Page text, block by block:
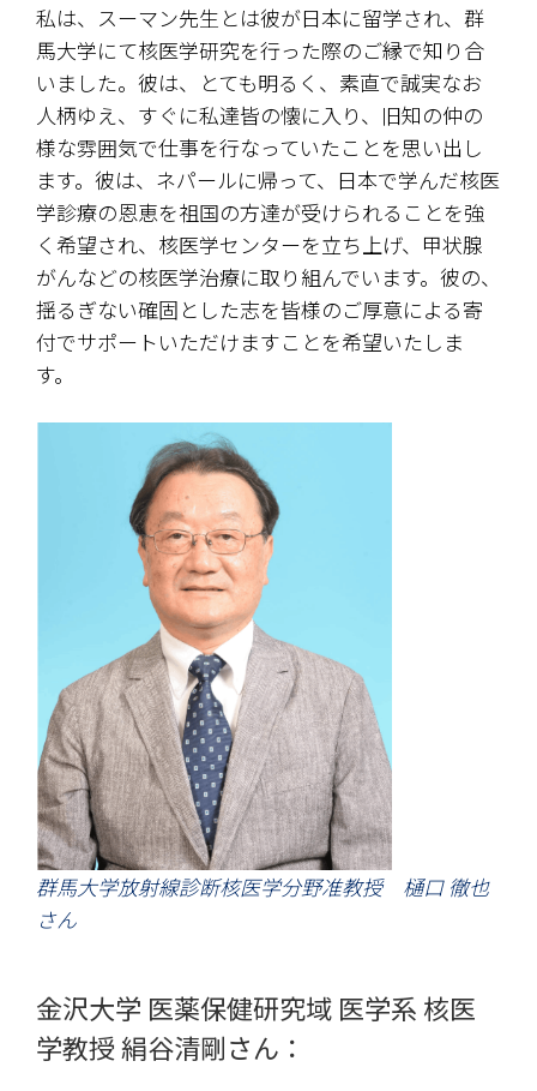
私は、スーマン先生とは彼が日本に留学され、群
馬大学にて核医学研究を行った際のご縁で知り合
いました。彼は、とても明るく、素直で誠実なお
人柄ゆえ、すぐに私達皆の懐に入り、旧知の仲の
様な雰囲気で仕事を行なっていたことを思い出し
ます。彼は、ネパールに帰って、日本で学んだ核医
学診療の恩恵を祖国の方達が受けられることを強
く希望され、核医学センターを立ち上げ、甲状腺
がんなどの核医学治療に取り組んでいます。彼の、
揺るぎない確固とした志を皆様のご厚意による寄
付でサポートいただけますことを希望いたしま
す。
群馬大学放射線診断核医学分野准教授　樋口 徹也
さん
金沢大学 医薬保健研究域 医学系 核医
学教授 絹谷清剛さん：